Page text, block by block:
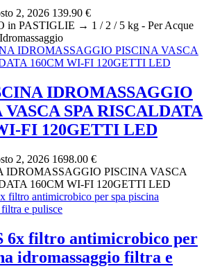
2, 2026 139.90 €
in PASTIGLIE → 1 / 2 / 5 kg - Per Acque
IDROMASSAGGIO
SPA RISCALDATA
FI 120GETTI LED
2, 2026 1698.00 €
IDROMASSAGGIO PISCINA VASCA
160CM WI-FI 120GETTI LED
6x filtro antimicrobico per
idromassaggio filtra e